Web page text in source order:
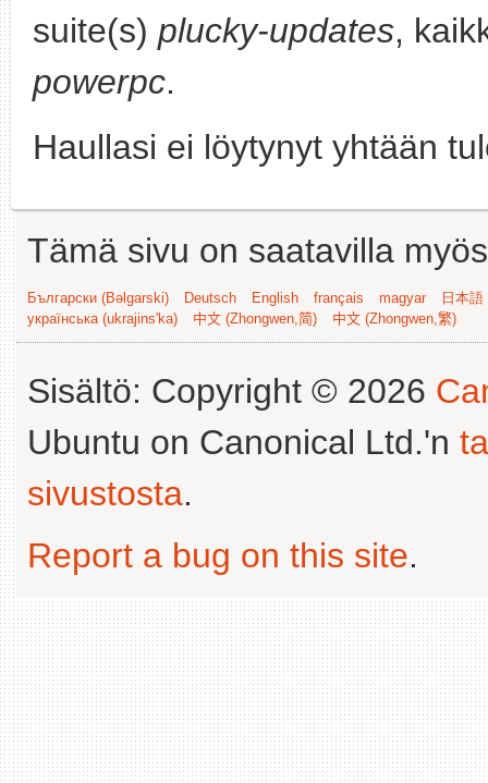
suite(s) plucky-updates,
powerpc.
Haullasi ei löytynyt yhtään
Tämä sivu on saatavilla
Български (Bəlgarski) Deutsch English français magyar
日本
українська (ukrajins'ka)
中文 (Zhongwen,简) 中文 (Zhongwen,繁)
Sisältö: Copyright © 2026
Ubuntu on Canonical Ltd.'n
sivustosta.
Report a bug on this site.